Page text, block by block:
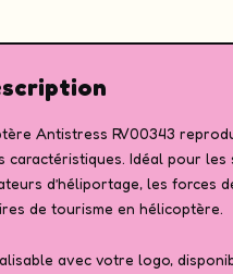
Antistress RV00343
caractéristiques. Idéal pour les
d’héliportage, les forces
de tourisme en hélicoptère.
avec votre logo,